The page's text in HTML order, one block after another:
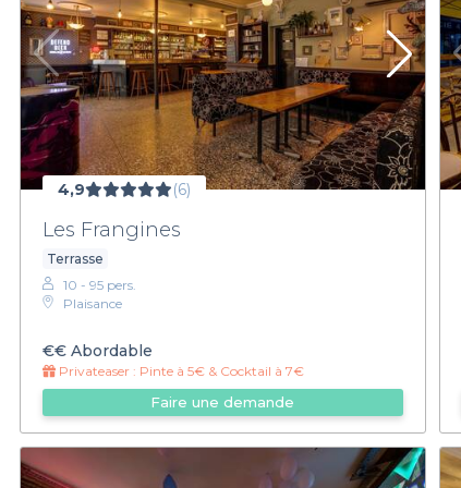
4,9 (6)
Les Frangines
Terrasse
10 - 95 pers.
Plaisance
€€ Abordable
Privateaser : Pinte à 5€ & Cocktail à 7€
Faire une demande